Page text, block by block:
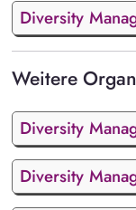
Diversity
Weitere
Diversity
Diversity